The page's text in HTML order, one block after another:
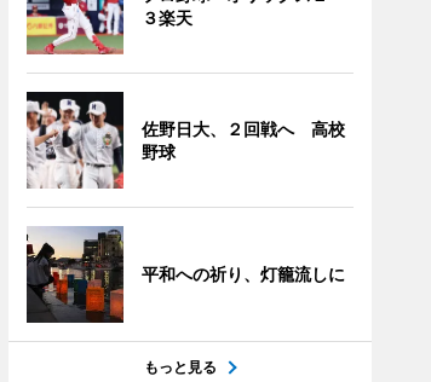
３楽天
佐野日大、２回戦へ 高校
野球
平和への祈り、灯籠流しに
もっと見る